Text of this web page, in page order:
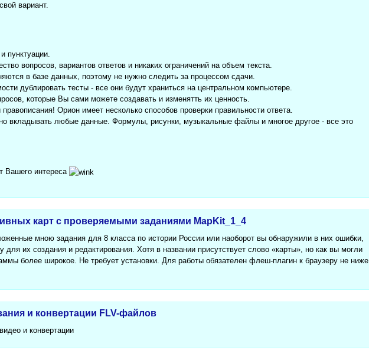
вариант.
пунктуации.
вопросов, вариантов ответов и никаких ограничений на объем текста.
в базе данных, поэтому не нужно следить за процессом сдачи.
дублировать тесты - все они будут храниться на центральном компьютере.
которые Вы сами можете создавать и изменятть их ценность.
Орион имеет несколько способов проверки правильности ответа.
вкладывать любые данные. Формулы, рисунки, музыкальные файлы и многое другое - все это
Вашего интереса
карт с проверяемыми заданиями MapKit_1_4
мною задания для 8 класса по истории России или наоборот вы обнаружили в них ошибки,
их создания и редактирования. Хотя в названии присутствует слово «карты», но как вы могли
более широкое. Не требует установки. Для работы обязателен флеш-плагин к браузеру не ниже
и конвертации FLV-файлов
и конвертации